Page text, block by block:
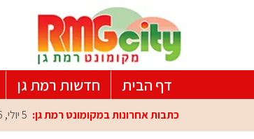
דף הבית חדשות רמת גן
כתבות אחרונות במקומונט רמת גן: 5 יולי, 2026